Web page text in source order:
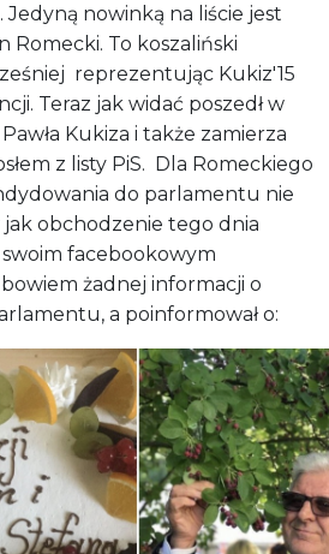
Jedyną nowinką na liście jest
Romecki. To koszaliński
reprezentując Kukiz'15
Teraz jak widać poszedł w
Kukiza i także zamierza
z listy PiS. Dla Romeckiego
do parlamentu nie
jak obchodzenie tego dnia
facebookowym
żadnej informacji o
a poinformował o: